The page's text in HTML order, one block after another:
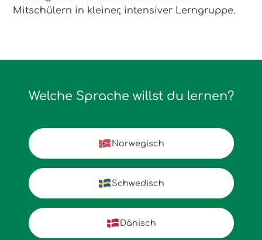
Mitschülern in kleiner, intensiver Lerngruppe.
Welche Sprache willst du lernen?
Norwegisch
Schwedisch
Dänisch